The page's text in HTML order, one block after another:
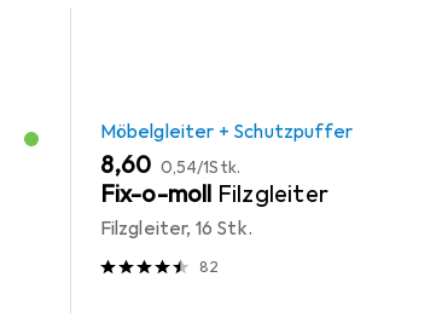
Möbelgleiter + Schutzpuffer
EUR
8,60 EUR
0,54/1Stk.
Fix-o-moll Filzgleiter
Filzgleiter, 16 Stk.
82